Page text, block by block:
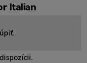
Italian